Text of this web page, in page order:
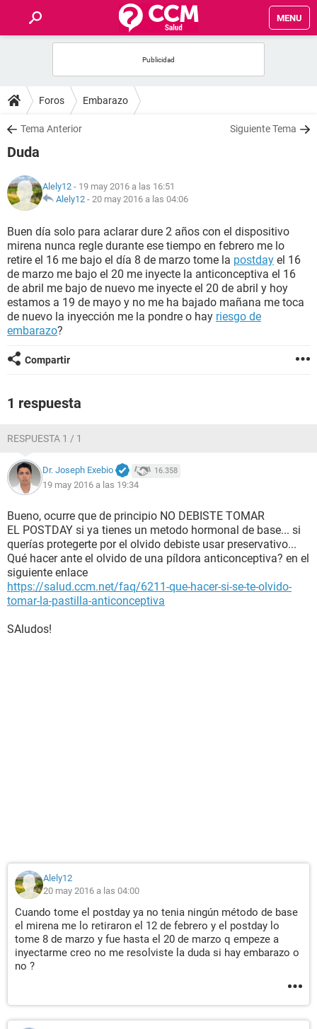
MENU
FOROS
SALUD
NUTRICIÓN
BIENESTAR
SEXUALIDAD
GLOSARIO
Foros Embarazo
Tema Anterior Siguiente Tema
Duda
Alely12 - 19 may 2016 a las 16:51
Alely12 - 20 may 2016 a las 04:06
Buen día solo para aclarar dure 2 años con el dispositivo
mirena nunca regle durante ese tiempo en febrero me lo
retire el 16 me bajo el día 8 de marzo tome la postday el 16
de marzo me bajo el 20 me inyecte la anticonceptiva el 16
de abril me bajo de nuevo me inyecte el 20 de abril y hoy
estamos a 19 de mayo y no me ha bajado mañana me toca
de nuevo la inyección me la pondre o hay riesgo de
embarazo?
Compartir
1 respuesta
RESPUESTA 1 / 1
Dr. Joseph Exebio 16.358
19 may 2016 a las 19:34
Bueno, ocurre que de principio NO DEBISTE TOMAR
EL POSTDAY si ya tienes un metodo hormonal de base... si
querías protegerte por el olvido debiste usar preservativo...
Qué hacer ante el olvido de una píldora anticonceptiva? en el
siguiente enlace
https://salud.ccm.net/faq/6211-que-hacer-si-se-te-olvido-
tomar-la-pastilla-anticonceptiva
SAludos!
Alely12
20 may 2016 a las 04:00
Cuando tome el postday ya no tenia ningún método de base
el mirena me lo retiraron el 12 de febrero y el postday lo
tome 8 de marzo y fue hasta el 20 de marzo q empeze a
inyectarme creo no me resolviste la duda si hay embarazo o
no ?